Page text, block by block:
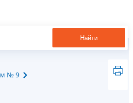
Найти
№ 9